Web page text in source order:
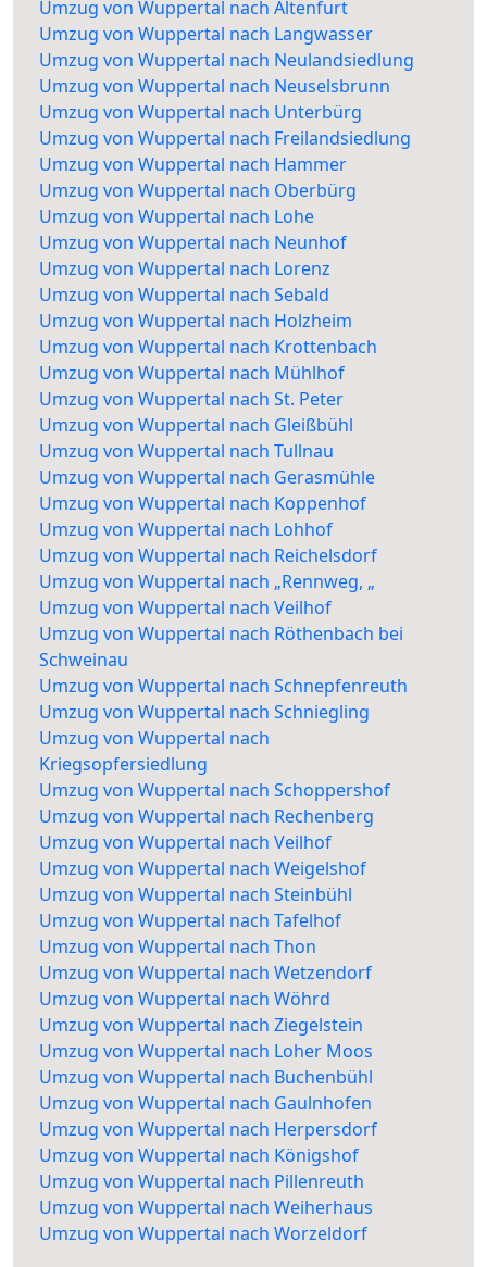
Umzug von Wuppertal nach Altenfurt
Umzug von Wuppertal nach Langwasser
Umzug von Wuppertal nach Neulandsiedlung
Umzug von Wuppertal nach Neuselsbrunn
Umzug von Wuppertal nach Unterbürg
Umzug von Wuppertal nach Freilandsiedlung
Umzug von Wuppertal nach Hammer
Umzug von Wuppertal nach Oberbürg
Umzug von Wuppertal nach Lohe
Umzug von Wuppertal nach Neunhof
Umzug von Wuppertal nach Lorenz
Umzug von Wuppertal nach Sebald
Umzug von Wuppertal nach Holzheim
Umzug von Wuppertal nach Krottenbach
Umzug von Wuppertal nach Mühlhof
Umzug von Wuppertal nach St. Peter
Umzug von Wuppertal nach Gleißbühl
Umzug von Wuppertal nach Tullnau
Umzug von Wuppertal nach Gerasmühle
Umzug von Wuppertal nach Koppenhof
Umzug von Wuppertal nach Lohhof
Umzug von Wuppertal nach Reichelsdorf
Umzug von Wuppertal nach „Rennweg, „
Umzug von Wuppertal nach Veilhof
Umzug von Wuppertal nach Röthenbach bei
Schweinau
Umzug von Wuppertal nach Schnepfenreuth
Umzug von Wuppertal nach Schniegling
Umzug von Wuppertal nach
Kriegsopfersiedlung
Umzug von Wuppertal nach Schoppershof
Umzug von Wuppertal nach Rechenberg
Umzug von Wuppertal nach Veilhof
Umzug von Wuppertal nach Weigelshof
Umzug von Wuppertal nach Steinbühl
Umzug von Wuppertal nach Tafelhof
Umzug von Wuppertal nach Thon
Umzug von Wuppertal nach Wetzendorf
Umzug von Wuppertal nach Wöhrd
Umzug von Wuppertal nach Ziegelstein
Umzug von Wuppertal nach Loher Moos
Umzug von Wuppertal nach Buchenbühl
Umzug von Wuppertal nach Gaulnhofen
Umzug von Wuppertal nach Herpersdorf
Umzug von Wuppertal nach Königshof
Umzug von Wuppertal nach Pillenreuth
Umzug von Wuppertal nach Weiherhaus
Umzug von Wuppertal nach Worzeldorf